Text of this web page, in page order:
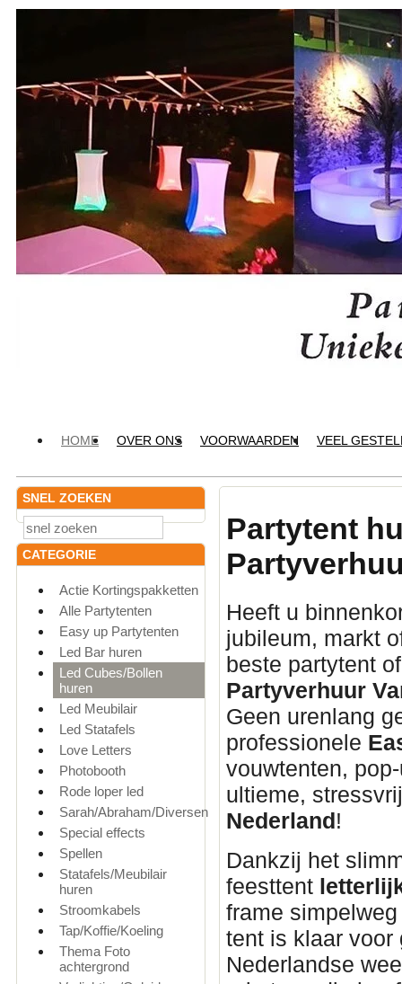
HOME OVER ONS VOORWAARDEN VEEL
SNEL ZOEKEN
CATEGORIE
Actie Kortingspakketten
Alle Partytenten
Easy up Partytenten
Led Bar huren
Led Cubes/Bollen
huren
Led Meubilair
Led Statafels
Love Letters
Photobooth
Rode loper led
Sarah/Abraham/Diversen
Special effects
Spellen
Statafels/Meubilair
huren
Stroomkabels
Tap/Koffie/Koeling
Thema Foto
achtergrond
Partytent
Heeft u
jubileum, markt
beste partytent
Partyverhuur
Geen urenlang
professionele
vouwtenten,
ultieme,
Nederland!
Dankzij het
feesttent
frame
tent is klaar voor
Nederlandse